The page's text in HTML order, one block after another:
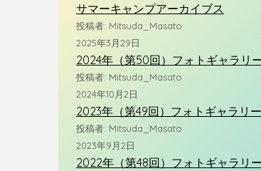
サマーキャンプアーカイブス
投稿者: Mitsuda_Masato
2025年3月29日
2024年（第50回）フォトギャラリ
投稿者: Mitsuda_Masato
2024年10月2日
2023年（第49回）フォトギャラリー
投稿者: Mitsuda_Masato
2023年9月2日
2022年（第48回）フォトギャラリー